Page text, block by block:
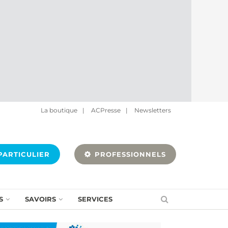
La boutique | ACPresse | Newsletters
PROFESSIONNELS
SAVOIRS SERVICES